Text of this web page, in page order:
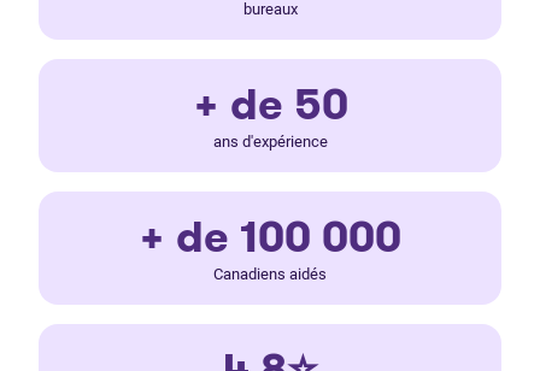
bureaux
+ de 50
ans d'expérience
+ de 100 000
Canadiens aidés